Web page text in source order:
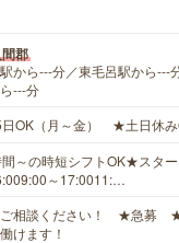
郡
から---分／東毛呂駅から---
---分
日OK（月～金） ★土日休
～の時短シフトOK★スター
～17:0011:…
相談ください！ ★急募 ★
けます！